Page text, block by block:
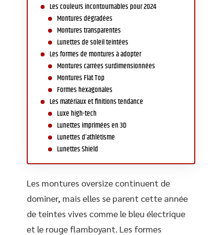
Les couleurs incontournables pour 2024
Montures dégradées
Montures transparentes
Lunettes de soleil teintées
Les formes de montures à adopter
Montures carrées surdimensionnées
Montures Flat Top
Formes hexagonales
Les matériaux et finitions tendance
Luxe high-tech
Lunettes imprimées en 3D
Lunettes d’athlétisme
Lunettes Shield
Les montures oversize continuent de
dominer, mais elles se parent cette année
de teintes vives comme le bleu électrique
et le rouge flamboyant. Les formes